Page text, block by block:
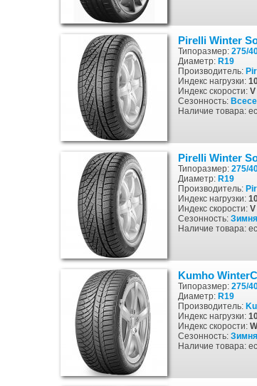
Pirelli Winter
Типоразмер: 275/
Диаметр: R19
Производитель:
Индекс нагрузки:
Индекс скорости: V
Сезонность:
Наличие товара:
Pirelli Winter
Типоразмер: 275/
Диаметр: R19
Производитель:
Индекс нагрузки:
Индекс скорости: V
Сезонность:
Наличие товара:
Kumho
Типоразмер: 275/
Диаметр: R19
Производитель:
Индекс нагрузки:
Индекс скорости: W
Сезонность:
Наличие товара: